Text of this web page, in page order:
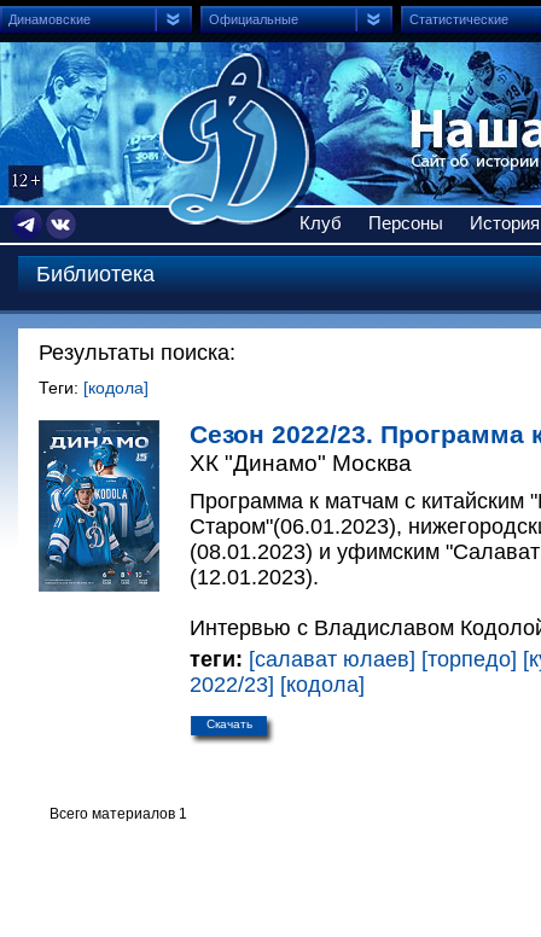
Динамовские Официальные Статистические
Клуб Персоны История
Библиотека
Результаты поиска:
Теги: [кодола]
Сезон 2022/23. Программа
ХК "Динамо" Москва
Программа к матчам с китайским
Старом"(06.01.2023),
(08.01.2023) и уфимским
(12.01.2023).
Интервью с Владиславом
теги: [салават юлаев] [торпедо]
2022/23] [кодола]
Скачать
Всего материалов 1